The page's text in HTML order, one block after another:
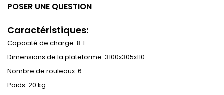
POSER UNE QUESTION
Caractéristiques:
Capacité de charge: 8 T
Dimensions de la plateforme: 3100x305x110
Nombre de rouleaux: 6
Poids: 20 kg